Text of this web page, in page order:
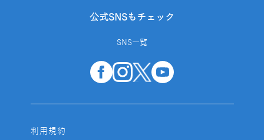
公式SNSもチェック
SNS一覧
利用規約